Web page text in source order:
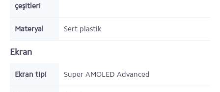
çeşitleri
Materyal Sert plastik
Ekran
Ekran tipi Super AMOLED Advanced